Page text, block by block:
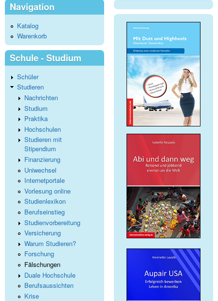
Navigation
Katalog
Warenkorb
Schule - Studium
Schüler
Studieren
Nachrichten
Studium
Praktika
Hochschulen
Studieren mit
Stipendium
Finanzierung
Uniwechsel
Internetportale
Vorlesung online
Studienlexikon
Berufseinstieg
Studienvorbereitung
Versicherung
Warum Studieren?
Forschung
Fälschungen
Duale Hochschule
Berufsaussichten
Krise